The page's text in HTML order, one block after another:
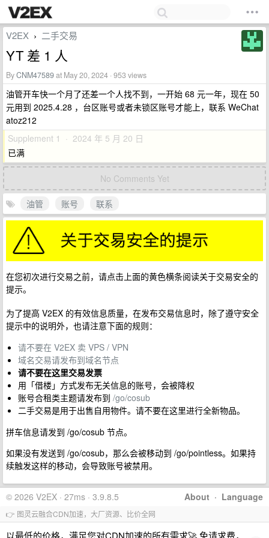
V2EX › 二手交易
YT 差 1 人
ByCNM47589at May 20, 2024 · 953 views
油管开车快一个月了还差一个人找不到，一开始 68 元一年，现在 50
元用到 2025.4.28 ，台区账号或者未锁区账号才能上，联系 WeChat
atoz212
Supplement 1 · 2024 年 5 月 20 日
已满
No Comments Yet
油管 账号 联系
在您初次进行交易之前，请点击上面的黄色横条阅读关于交易安全的
提示。
为了提高 V2EX 的有效信息质量，在发布交易信息时，除了遵守安全
提示中的说明外，也请注意下面的规则：
请不要在 V2EX 卖 VPS / VPN
域名交易请发布到域名节点
请不要在这里交易发票
用「借楼」方式发布无关信息的账号，会被降权
账号合租类主题请发布到 /go/cosub
二手交易是用于出售自用物件。请不要在这里进行全新物品。
拼车信息请发到 /go/cosub 节点。
如果没有发送到 /go/cosub，那么会被移动到 /go/pointless。如果持
续触发这样的移动，会导致账号被禁用。
About · Language
© 2026 V2EX · 27ms · 3.9.8.5
👉 图灵云融合CDN加速，大厂资源、比价全网